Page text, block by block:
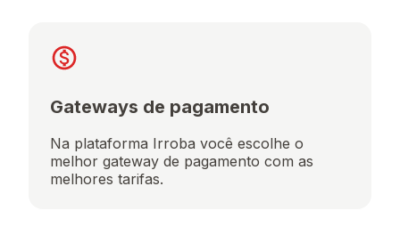
Gateways de pagamento
Na plataforma Irroba você escolhe o
melhor gateway de pagamento com as
melhores tarifas.